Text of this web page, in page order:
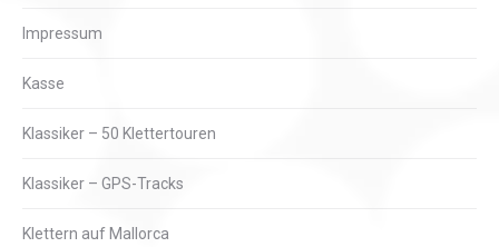
Impressum
Kasse
Klassiker – 50 Klettertouren
Klassiker – GPS-Tracks
Klettern auf Mallorca